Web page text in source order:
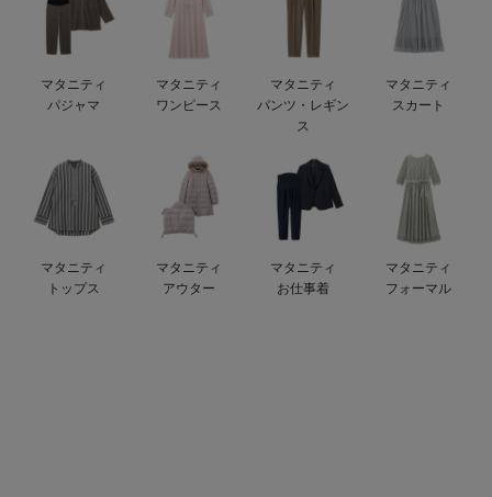
Gift Selection 出産祝い
保育園・入園準備特集
ファルスカ
デロンギ
マタニティ
パジャマ
マタニティ
ワンピース
マタニティ
パンツ・レギン
ス
マタニティ
スカート
マタニティ
トップス
マタニティ
アウター
マタニティ
お仕事着
マタニティ
フォーマル